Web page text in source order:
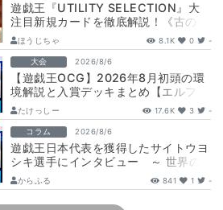
遊戯王『UTILITY SELECTION』大
注目新規カードを徹底解説！《古の秘
儀/聖なる心のバリア －マイン…
ほうじちゃ 8.1K 0 -
大会 2026/8/6
【遊戯王OCG】2026年8月初頭の環
境解説と入賞デッキまとめ【エルフェ
ンノーツ/トゥーン/キラーチューン/
ウ…
たけっしー 17.6K 3 -
コラム 2026/8/6
遊戯王日本代表を獲得したサイトウヨ
シキ選手にインタビュー ～ 世界の
舞台へ挑む、サイトウ選手の軌跡と決
意 ～
からふる 841 1 -